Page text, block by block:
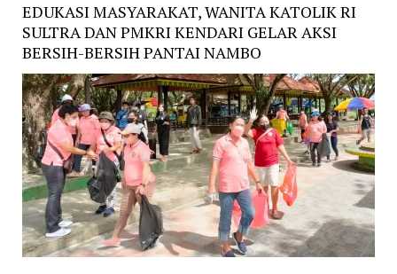
EDUKASI MASYARAKAT, WANITA KATOLIK RI
SULTRA DAN PMKRI KENDARI GELAR AKSI
BERSIH-BERSIH PANTAI NAMBO